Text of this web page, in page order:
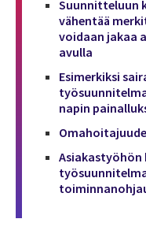
Suunnitteluun
vähentää
voidaan jakaa
avulla
Esimerkiksi
napin
Asiakastyöhön